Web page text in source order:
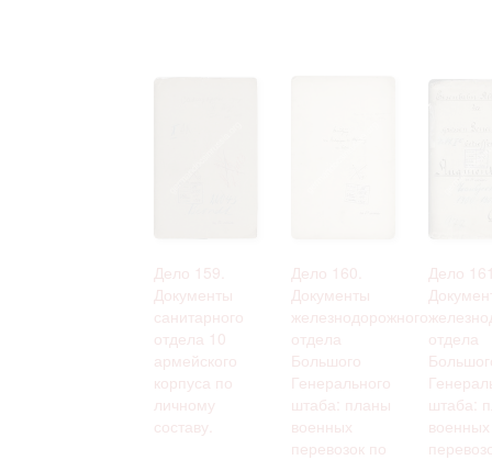
Дело 159.
Документы
санитарного
отдела 10
армейского
корпуса по
личному
составу.
Дело 160.
Документы
железнодорожного
отдела
Большого
Генерального
штаба: планы
военных
перевозок по
Дело
отдела
штаба:
военных